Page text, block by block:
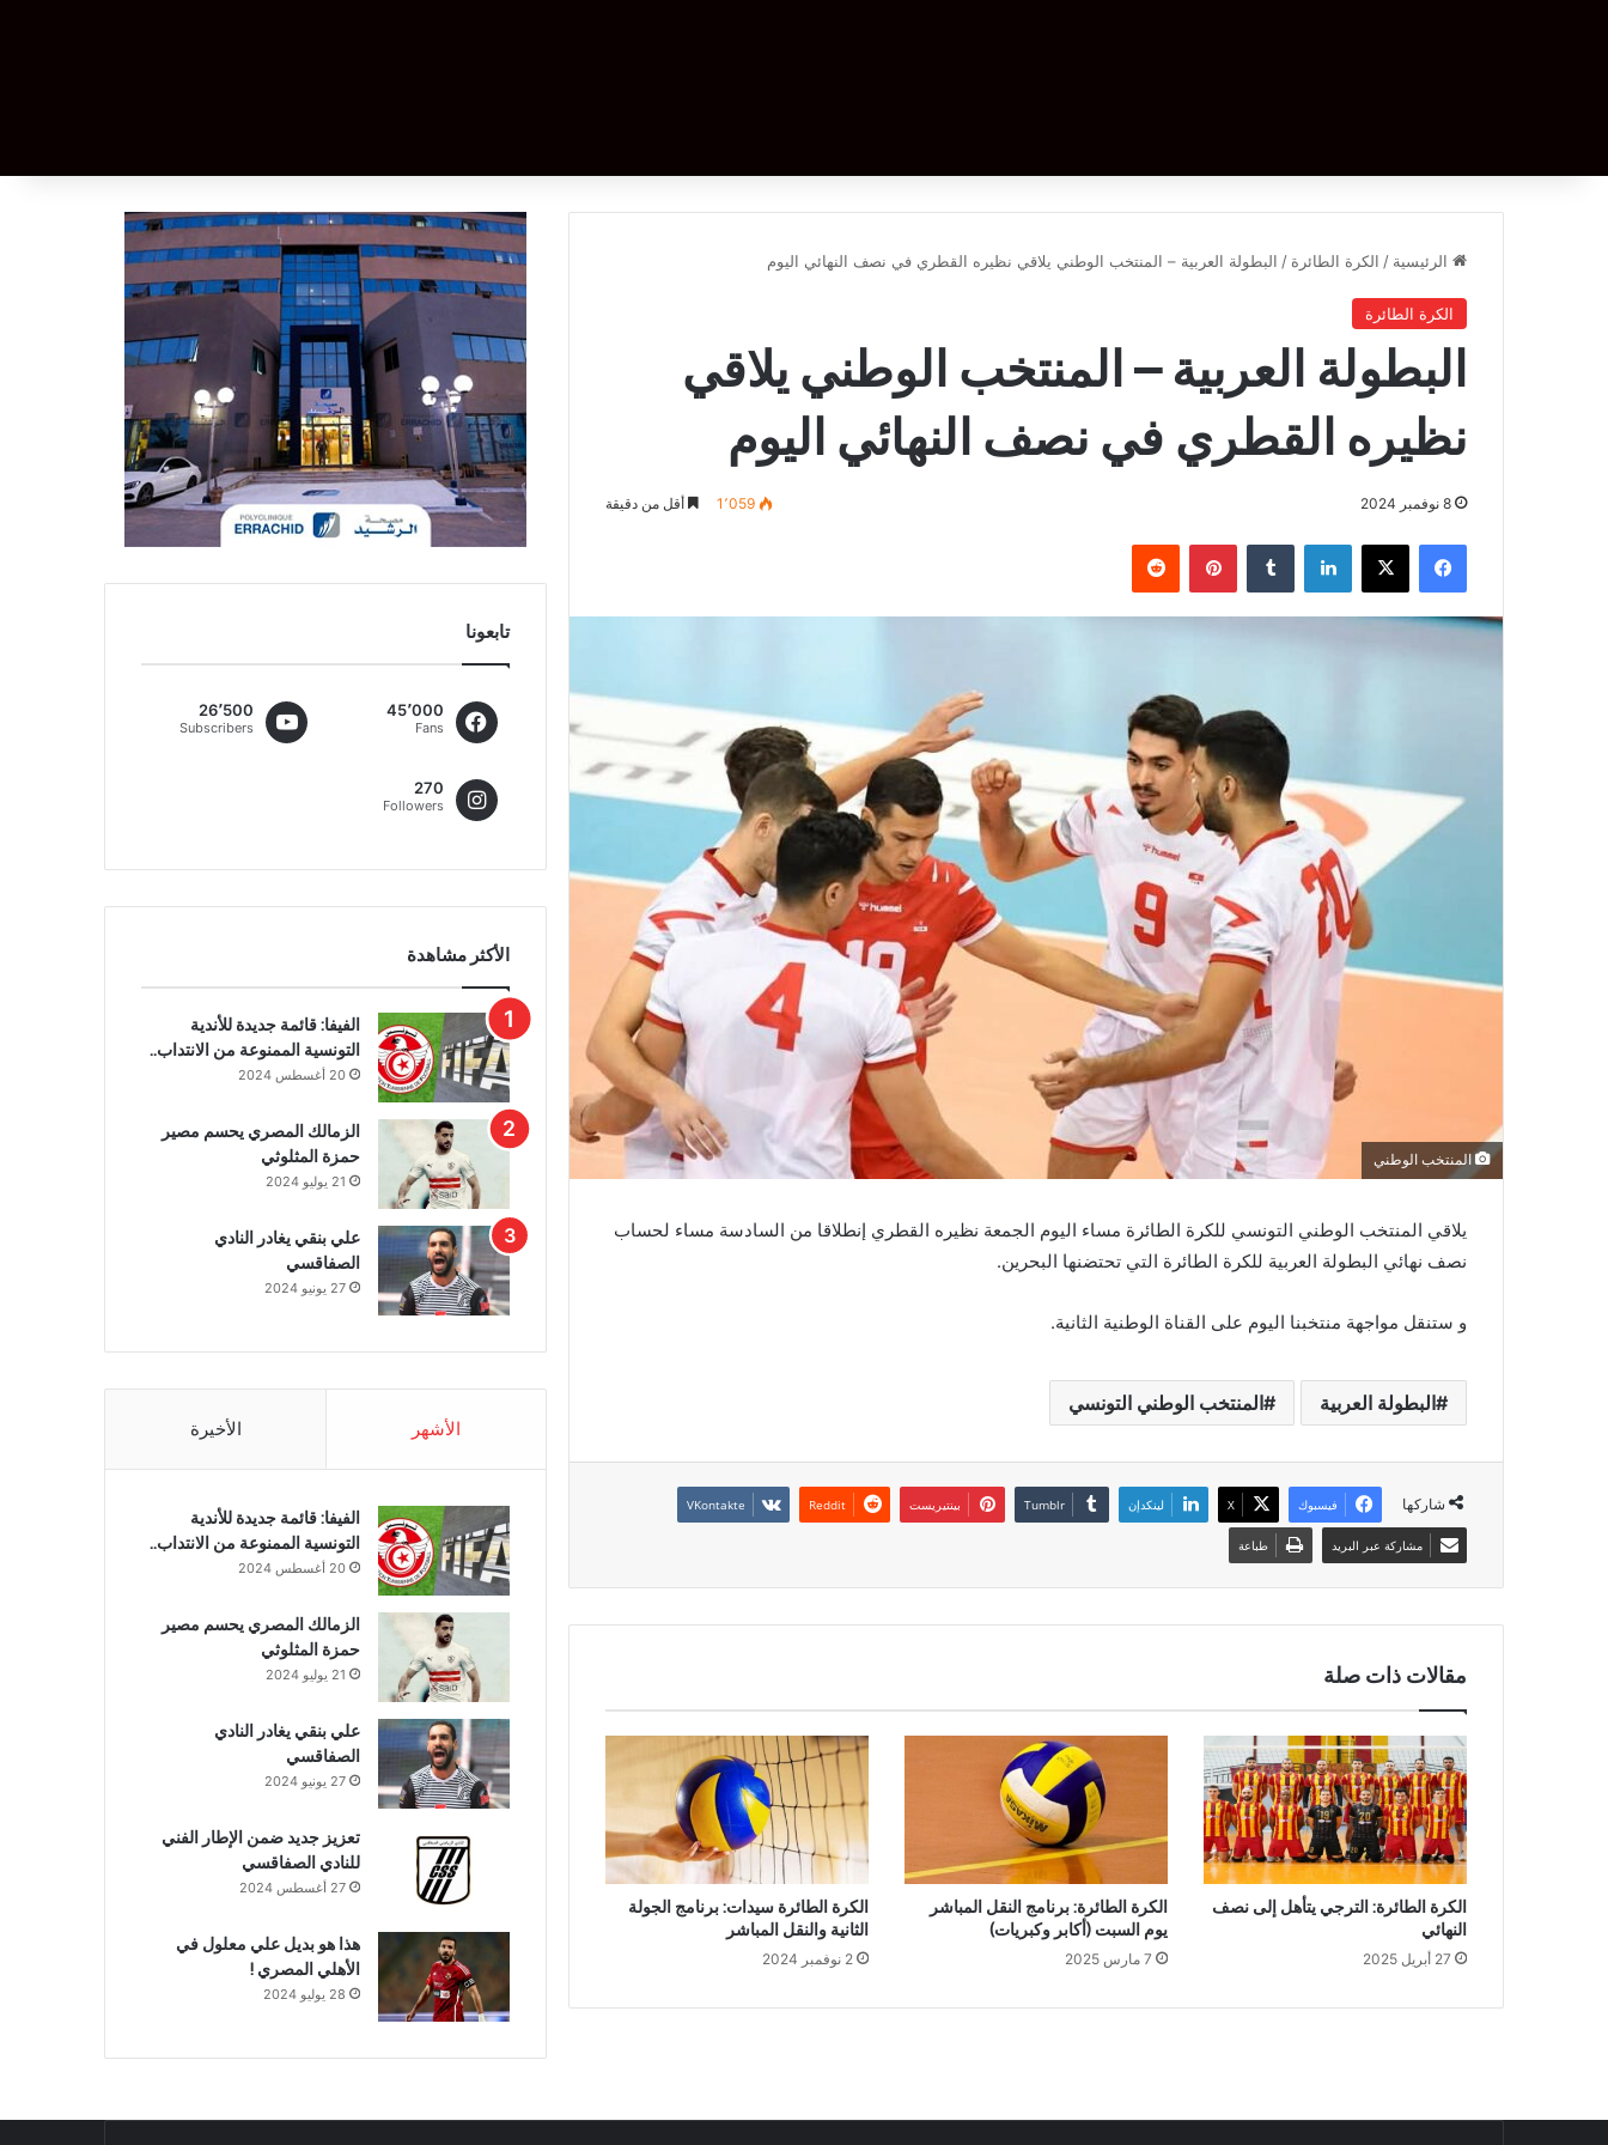
الرئيسية / الكرة الطائرة / البطولة العربية – المنتخب الوطني يلاقي نظيره القطري في نصف النهائي اليوم
الكرة الطائرة
البطولة العربية – المنتخب الوطني يلاقي
نظيره القطري في نصف النهائي اليوم
8 نوفمبر 2024 1٬059 أقل من دقيقة
فيسبوك ‫X لينكدإن بينتيريست
المنتخب الوطني
يلاقي المنتخب الوطني التونسي للكرة الطائرة مساء اليوم الجمعة نظيره القطري إنطلاقا من السادسة مساء لحساب
نصف نهائي البطولة العربية للكرة الطائرة التي تحتضنها البحرين.
و ستنقل مواجهة منتخبنا اليوم على القناة الوطنية الثانية.
البطولة العربية المنتخب الوطني التونسي
شاركها فيسبوك ‫X لينكدإن بينتيريست
مشاركة عبر البريد طباعة
مقالات ذات صلة
الكرة الطائرة: الترجي يتأهل إلى نصف
النهائي
27 أبريل 2025
الكرة الطائرة: برنامج النقل المباشر
يوم السبت (أكابر وكبريات)
7 مارس 2025
الكرة الطائرة سيدات: برنامج الجولة
الثانية والنقل المباشر
2 نوفمبر 2024
تابعونا
45٬000
Fans
26٬500
Subscribers
270
Followers
الأكثر مشاهدة
الفيفا: قائمة جديدة للأندية
التونسية الممنوعة من الانتداب..
20 أغسطس 2024
الزمالك المصري يحسم مصير
حمزة المثلوثي
21 يوليو 2024
علي بنقي يغادر النادي
الصفاقسي
27 يونيو 2024
الأشهر الأخيرة
الفيفا: قائمة جديدة للأندية
التونسية الممنوعة من الانتداب..
20 أغسطس 2024
الزمالك المصري يحسم مصير
حمزة المثلوثي
21 يوليو 2024
علي بنقي يغادر النادي
الصفاقسي
27 يونيو 2024
تعزيز جديد ضمن الإطار الفني
للنادي الصفاقسي
27 أغسطس 2024
هذا هو بديل علي معلول في
الأهلي المصري !
28 يوليو 2024